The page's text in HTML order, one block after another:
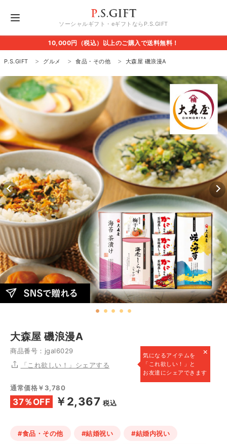
ソーシャルギフト・eギフトならP.S.GIFT
10,000円（税込）以上のご購入で送料無料！
P.S.GIFT グルメ 食品・その他 大森屋 磯浪漫A
大森屋 磯浪漫A
商品番号：jgal6029 ×
気になるアイテムを
「これ欲しい！」と
お友達にシェアできます
「これ欲しい！」シェアする
通常価格￥3,780
37％OFF ￥2,367 税込
#食品・その他 #結婚祝い #結婚内祝い